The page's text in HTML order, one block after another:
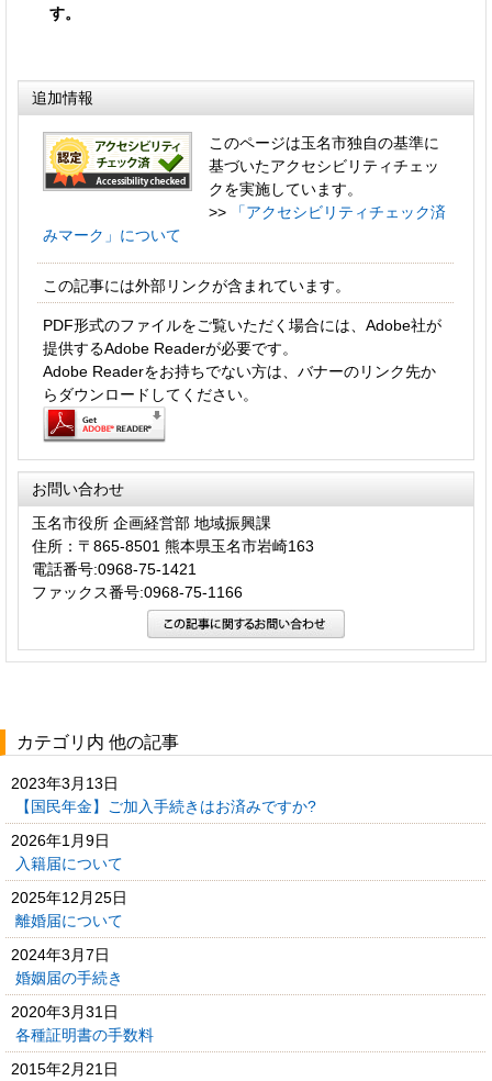
す。
追加情報
このページは玉名市独自の基準に
基づいたアクセシビリティチェッ
クを実施しています。
>>
「アクセシビリティチェック済
みマーク」について
この記事には外部リンクが含まれています。
PDF形式のファイルをご覧いただく場合には、Adobe社が
提供するAdobe Readerが必要です。
Adobe Readerをお持ちでない方は、バナーのリンク先か
らダウンロードしてください。
お問い合わせ
玉名市役所 企画経営部 地域振興課
住所：〒865-8501 熊本県玉名市岩崎163
電話番号:0968-75-1421
ファックス番号:0968-75-1166
カテゴリ内 他の記事
2023年3月13日
【国民年金】ご加入手続きはお済みですか?
2026年1月9日
入籍届について
2025年12月25日
離婚届について
2024年3月7日
婚姻届の手続き
2020年3月31日
各種証明書の手数料
2015年2月21日